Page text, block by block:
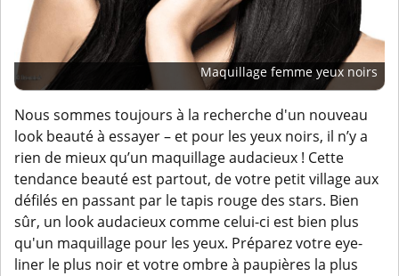
Maquillage femme yeux noirs
Nous sommes toujours à la recherche d'un nouveau
look beauté à essayer – et pour les yeux noirs, il n’y a
rien de mieux qu’un maquillage audacieux ! Cette
tendance beauté est partout, de votre petit village aux
défilés en passant par le tapis rouge des stars. Bien
sûr, un look audacieux comme celui-ci est bien plus
qu'un maquillage pour les yeux. Préparez votre eye-
liner le plus noir et votre ombre à paupières la plus